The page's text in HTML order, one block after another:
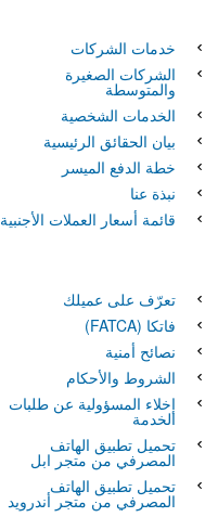
خدمات الشركات
الشركات الصغيرة
والمتوسطة
الخدمات الشخصية
بيان الحقائق الرئيسية
خطة الدفع الميسر
نبذة عنا
قائمة أسعار العملات الأجنبية
تعرّف على عميلك
فاتكا‏‏ (FATCA)
نصائح أمنية
الشروط والأحكام
إخلاء المسؤولية عن طلبات
الخدمة
تحميل تطبيق الهاتف
المصرفي من متجر ابل
تحميل تطبيق الهاتف
المصرفي من متجر أندرويد